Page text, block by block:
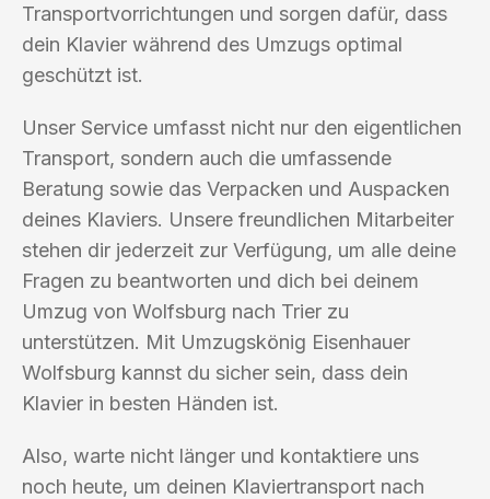
Transportvorrichtungen und sorgen dafür, dass
dein Klavier während des Umzugs optimal
geschützt ist.
Unser Service umfasst nicht nur den eigentlichen
Transport, sondern auch die umfassende
Beratung sowie das Verpacken und Auspacken
deines Klaviers. Unsere freundlichen Mitarbeiter
stehen dir jederzeit zur Verfügung, um alle deine
Fragen zu beantworten und dich bei deinem
Umzug von Wolfsburg nach Trier zu
unterstützen. Mit Umzugskönig Eisenhauer
Wolfsburg kannst du sicher sein, dass dein
Klavier in besten Händen ist.
Also, warte nicht länger und kontaktiere uns
noch heute, um deinen Klaviertransport nach